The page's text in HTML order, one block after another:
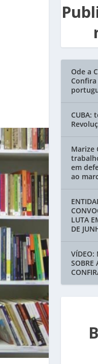
Ode a
CUBA:
Marize
em
ao
LUTA
DE
VÍDEO:
SOBRE